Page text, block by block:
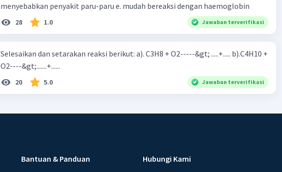
menyebabkan penyakit paru-paru e. mudah bereaksi dengan haemoglobin
28 1.0 Jawaban terverifikasi
Selesaikan dan setarakan reaksi berikut: a). C3H8 + O2-----&gt; .....+..... b).C4H10 +
O2----&gt;.......+......
20 5.0 Jawaban terverifikasi
Bantuan & Panduan Hubungi Kami